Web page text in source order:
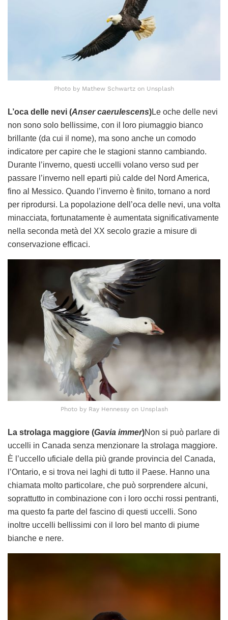
Photo by Mathew Schwartz on Unsplash
L’oca delle nevi (Anser caerulescens)Le oche delle nevi
non sono solo bellissime, con il loro piumaggio bianco
brillante (da cui il nome), ma sono anche un comodo
indicatore per capire che le stagioni stanno cambiando.
Durante l’inverno, questi uccelli volano verso sud per
passare l’inverno nell eparti più calde del Nord America,
fino al Messico. Quando l’inverno è finito, tornano a nord
per riprodursi. La popolazione dell’oca delle nevi, una volta
minacciata, fortunatamente è aumentata significativamente
nella seconda metà del XX secolo grazie a misure di
conservazione efficaci.
Photo by Ray Hennessy on Unsplash
La strolaga maggiore (Gavia immer)Non si può parlare di
uccelli in Canada senza menzionare la strolaga maggiore.
È l’uccello uficiale della più grande provincia del Canada,
l’Ontario, e si trova nei laghi di tutto il Paese. Hanno una
chiamata molto particolare, che può sorprendere alcuni,
soprattutto in combinazione con i loro occhi rossi pentranti,
ma questo fa parte del fascino di questi uccelli. Sono
inoltre uccelli bellissimi con il loro bel manto di piume
bianche e nere.